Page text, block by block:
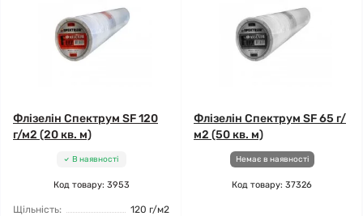
Флізелін Спектрум SF 120
г/м2 (20 кв. м)
В наявності
Код товару: 3953
Щільність:
120 г/м2
Флізелін Спектрум SF 65 г/
м2 (50 кв. м)
Немає в наявності
Код товару: 37326